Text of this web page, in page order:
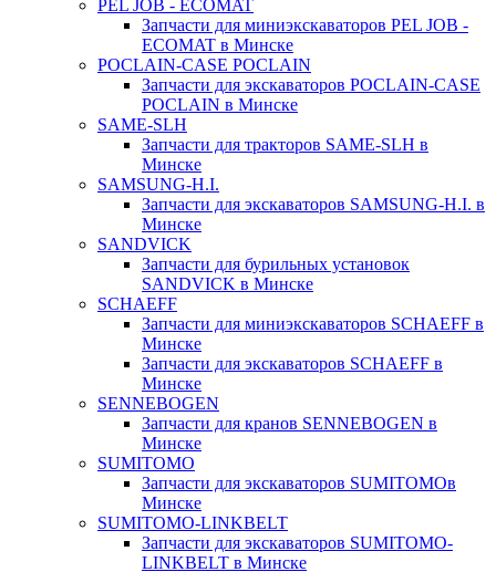
PEL JOB - ECOMAT
Запчасти для миниэкскаваторов PEL JOB -
ECOMAT в Минске
POCLAIN-CASE POCLAIN
Запчасти для экскаваторов POCLAIN-CASE
POCLAIN в Минске
SAME-SLH
Запчасти для тракторов SAME-SLH в
Минске
SAMSUNG-H.I.
Запчасти для экскаваторов SAMSUNG-H.I. в
Минске
SANDVICK
Запчасти для бурильных установок
SANDVICK в Минске
SCHAEFF
Запчасти для миниэкскаваторов SCHAEFF в
Минске
Запчасти для экскаваторов SCHAEFF в
Минске
SENNEBOGEN
Запчасти для кранов SENNEBOGEN в
Минске
SUMITOMO
Запчасти для экскаваторов SUMITOMOв
Минске
SUMITOMO-LINKBELT
Запчасти для экскаваторов SUMITOMO-
LINKBELT в Минске